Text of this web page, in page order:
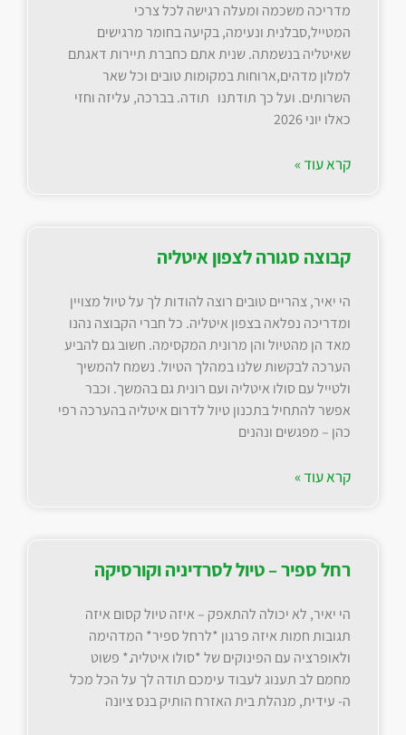
מדריכה משכמה ומעלה רגישה לכל צרכי
המטייל,סבלנית ונעימה, בקיעה בחומר מרגישים
שאיטליה בנשמתה. שנית אתם כחברת תיירות דאגתם
למלון מדהים,ארוחות במקומות טובים וכל שאר
השרותים. ועל כך תודתנו תודה. בברכה, עליזה וחזי
כאלו יוני 2026
קרא עוד »
קבוצה סגורה לצפון איטליה
הי יאיר, צהריים טובים רוצה להודות לך על טיול מצויין
ומדריכה נפלאה בצפון איטליה. כל חברי הקבוצה נהנו
מאד הן מהטיול והן מרונית המקסימה. חשוב גם להביע
הערכה לבקשות שלנו במהלך הטיול. נשמח להמשיך
ולטייל עם סולו איטליה ועם רונית גם בהמשך. וכבר
אפשר להתחיל בתכנון טיול לדרום איטליה בהערכה רפי
כהן – מפגשים ונהנים
קרא עוד »
רחל ספיר – טיול לסרדיניה וקורסיקה
הי יאיר, לא יכולה להתאפק – איזה טיול קסום איזה
תגובות חמות איזה פרגון *לרחל ספיר* המדהימה
ולאופרציה עם הפינוקים של *סולו איטליה.* פשוט
מחמם לב תענוג לעבוד עימכם תודה לך על הכל מכל
ה- עידית, מנהלת בית האזרח הותיק בנס ציונה